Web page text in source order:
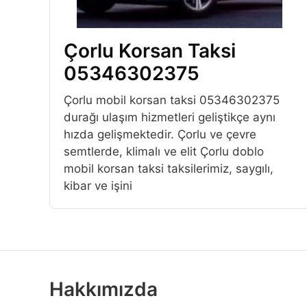
Çorlu Korsan Taksi
05346302375
Çorlu mobil korsan taksi 05346302375
durağı ulaşım hizmetleri geliştikçe aynı
hızda gelişmektedir. Çorlu ve çevre
semtlerde, klimalı ve elit Çorlu doblo
mobil korsan taksi taksilerimiz, saygılı,
kibar ve işini
Hakkımızda